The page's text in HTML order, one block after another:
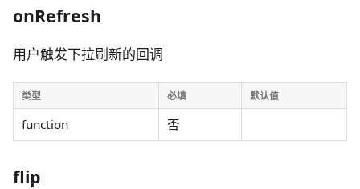
onRefresh
用户触发下拉刷新的回调
类型 必填 默认值
function 否
flip